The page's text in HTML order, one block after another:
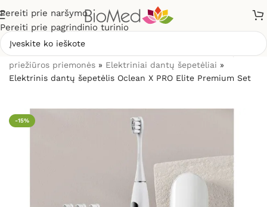
Pereiti prie naršymo
Pereiti prie pagrindinio turinio
priežiūros priemonės » Elektriniai dantų šepetėliai »
Elektrinis dantų šepetėlis Oclean X PRO Elite Premium Set
-15%